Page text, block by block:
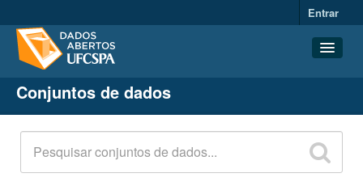
Entrar
Conjuntos de dados
Organizações
Grupos
Sobre
Conjuntos de dados